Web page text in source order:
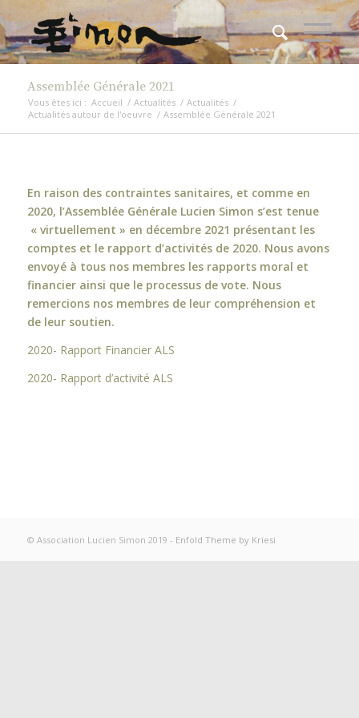
Assemblée Générale 2021
Vous êtes ici : Accueil / Actualités / Actualités /
Actualités autour de l'oeuvre / Assemblée Générale 2021
En raison des contraintes sanitaires, et comme en
2020, l’Assemblée Générale Lucien Simon s’est tenue
« virtuellement » en décembre 2021 présentant les
comptes et le rapport d’activités de 2020. Nous avons
envoyé à tous nos membres les rapports moral et
financier ainsi que le processus de vote. Nous
remercions nos membres de leur compréhension et
de leur soutien.
2020- Rapport Financier ALS
2020- Rapport d’activité ALS
© Association Lucien Simon 2019 - Enfold Theme by Kriesi